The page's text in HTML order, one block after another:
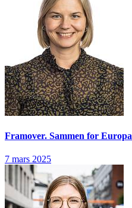
Framover. Sammen for Europa
7 mars 2025